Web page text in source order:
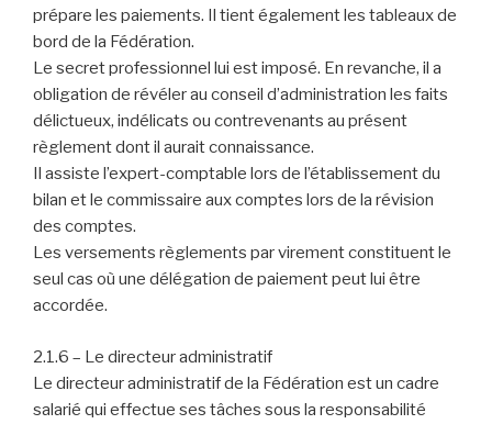
prépare les paiements. Il tient également les tableaux de
bord de la Fédération.
Le secret professionnel lui est imposé. En revanche, il a
obligation de révéler au conseil d’administration les faits
délictueux, indélicats ou contrevenants au présent
règlement dont il aurait connaissance.
Il assiste l’expert-comptable lors de l’établissement du
bilan et le commissaire aux comptes lors de la révision
des comptes.
Les versements règlements par virement constituent le
seul cas où une délégation de paiement peut lui être
accordée.
2.1.6 – Le directeur administratif
Le directeur administratif de la Fédération est un cadre
salarié qui effectue ses tâches sous la responsabilité